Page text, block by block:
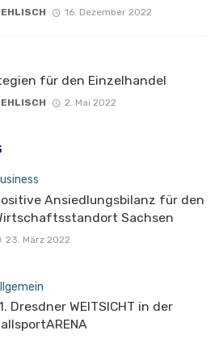
16. Dezember 2022
für den Einzelhandel
2. Mai 2022
Ansiedlungsbilanz für den
Sachsen
23. März 2022
Dresdner WEITSICHT in der